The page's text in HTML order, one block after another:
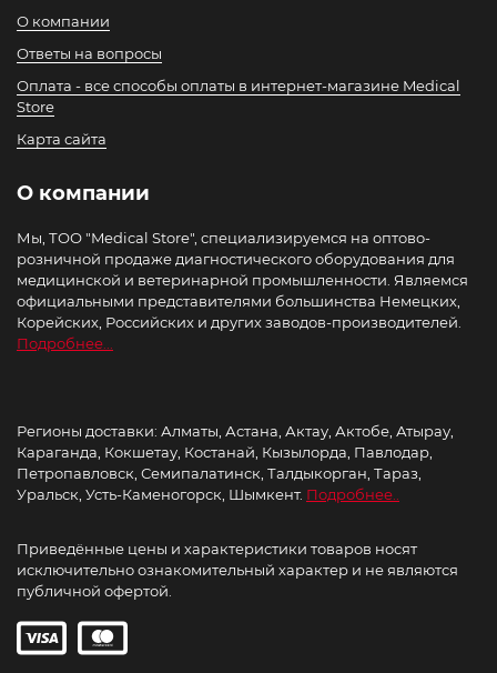
О компании
Ответы на вопросы
Оплата - все способы оплаты в интернет-магазине Medical
Store
Карта сайта
О компании
Мы, ТОО "Medical Store", специализируемся на оптово-
розничной продаже диагностического оборудования для
медицинской и ветеринарной промышленности. Являемся
официальными представителями большинства Немецких,
Корейских, Российских и других заводов-производителей.
Подробнее...
Регионы доставки: Алматы, Астана, Актау, Актобе, Атырау,
Караганда, Кокшетау, Костанай, Кызылорда, Павлодар,
Петропавловск, Семипалатинск, Талдыкорган, Тараз,
Уральск, Усть-Каменогорск, Шымкент. Подробнее..
Приведённые цены и характеристики товаров носят
исключительно ознакомительный характер и не являются
публичной офертой.